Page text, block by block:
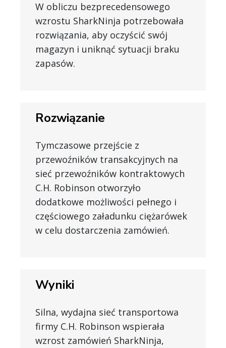
W obliczu bezprecedensowego
wzrostu SharkNinja potrzebowała
rozwiązania, aby oczyścić swój
magazyn i uniknąć sytuacji braku
zapasów.
Rozwiązanie
Tymczasowe przejście z
przewoźników transakcyjnych na
sieć przewoźników kontraktowych
C.H. Robinson otworzyło
dodatkowe możliwości pełnego i
częściowego załadunku ciężarówek
w celu dostarczenia zamówień.
Wyniki
Silna, wydajna sieć transportowa
firmy C.H. Robinson wspierała
wzrost zamówień SharkNinja,